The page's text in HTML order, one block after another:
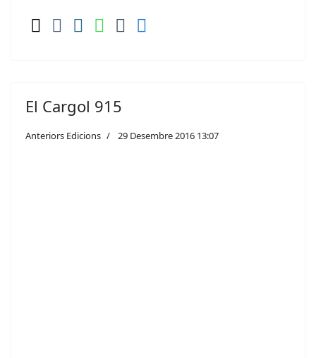
El Cargol 915
Anteriors Edicions 29 Desembre 2016 13:07